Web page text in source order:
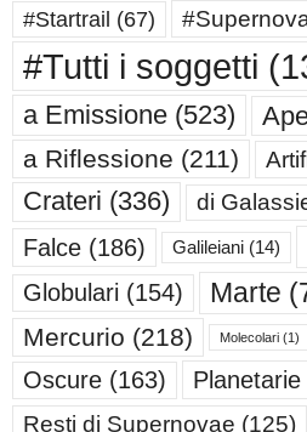
#Startrail (67)
#Tutti i soggetti
a Emissione (523)
a Riflessione (211)
Crateri (336) di
Falce (186) Galileiani (14)
Globulari (154) Marte
Mercurio (218) Molecolari (1)
Oscure (163) Planetarie
Resti di Supernovae (125)